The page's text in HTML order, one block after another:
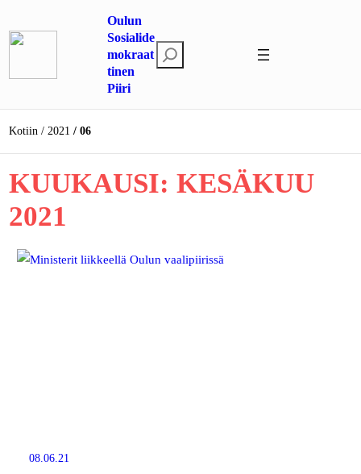
sisältöön
Oulun
Sosialide
mokraat
tinen
Piiri
t
i
Kotiin 2021 06
KUUKAUSI: KESÄKUU
2021
08.06.21